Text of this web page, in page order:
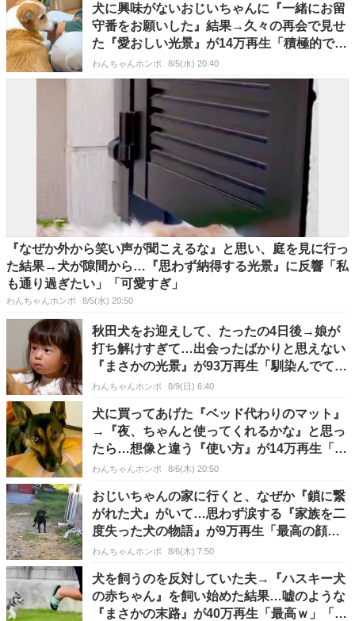
犬に興味がないおじいちゃんに『一緒にお留
守番をお願いした』結果→久々の再会で見せ
た『愛おしい光景』が14万再生「積極的で
草」「デレてるｗ」
わんちゃんホンポ 8/5(水) 20:40
『なぜか外から笑い声が聞こえるな』と思い、庭を見に行っ
た結果→犬が隙間から…『思わず納得する光景』に反響「私
も通り過ぎたい」「可愛すぎ」
わんちゃんホンポ 8/5(水) 20:50
秋田犬をお迎えして、たったの4日後→娘が
打ち解けすぎて…出会ったばかりと思えない
『まさかの光景』が93万再生「馴染んでて
草」「相棒感ｗ」
わんちゃんホンポ 8/9(日) 6:40
犬に買ってあげた『ベッド代わりのマット』
→『夜、ちゃんと使ってくれるかな』と思っ
たら…想像と違う『使い方』が14万再生「賢
い」「布団ｗ」
わんちゃんホンポ 8/6(木) 20:50
おじいちゃんの家に行くと、なぜか『鎖に繋
がれた犬』がいて…思わず涙する『家族を二
度失った犬の物語』が9万再生「最高の顔」
「絶対に幸せだ」
わんちゃんホンポ 8/6(木) 7:50
犬を飼うのを反対していた夫→『ハスキー犬
の赤ちゃん』を飼い始めた結果…嘘のような
『まさかの末路』が40万再生「最高ｗ」「メ